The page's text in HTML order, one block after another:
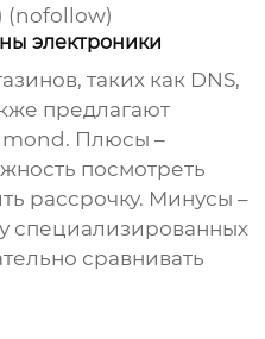
(nofollow)
электроники
таких как DNS,
предлагают
. Плюсы –
посмотреть
рассрочку. Минусы –
специализированных
сравнивать